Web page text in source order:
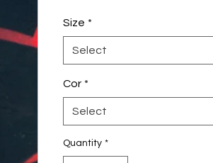
Size *
Select
Cor *
Select
Quantity *